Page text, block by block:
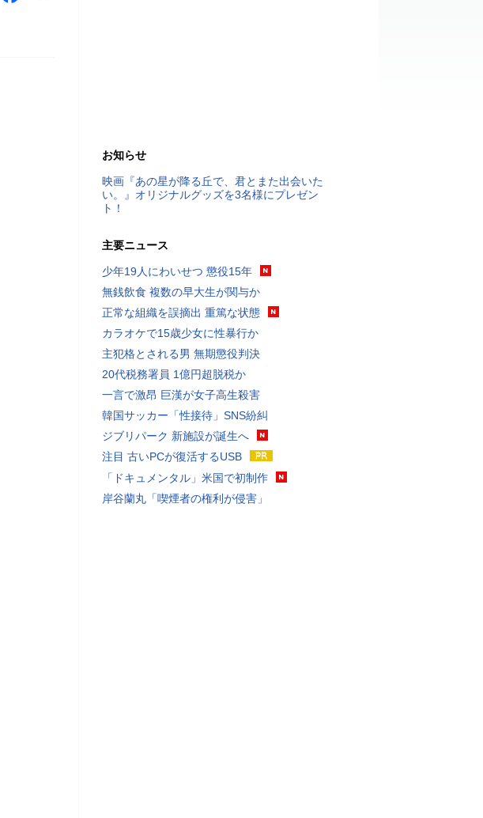
お知らせ
映画『あの星が降る丘で、君とまた出会いた
い。』オリジナルグッズを3名様にプレゼン
ト！
主要ニュース
少年19人にわいせつ 懲役15年
無銭飲食 複数の早大生が関与か
正常な組織を誤摘出 重篤な状態
カラオケで15歳少女に性暴行か
主犯格とされる男 無期懲役判決
20代税務署員 1億円超脱税か
一言で激昂 巨漢が女子高生殺害
韓国サッカー「性接待」SNS紛糾
ジブリパーク 新施設が誕生へ
注目 古いPCが復活するUSB
「ドキュメンタル」米国で初制作
岸谷蘭丸「喫煙者の権利が侵害」